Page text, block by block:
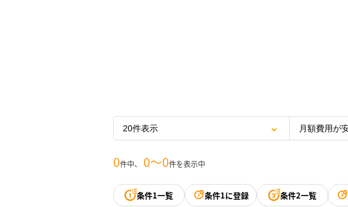
0件中、 0〜0件を表示中
条件1一覧 条件1に登録 条件2一覧